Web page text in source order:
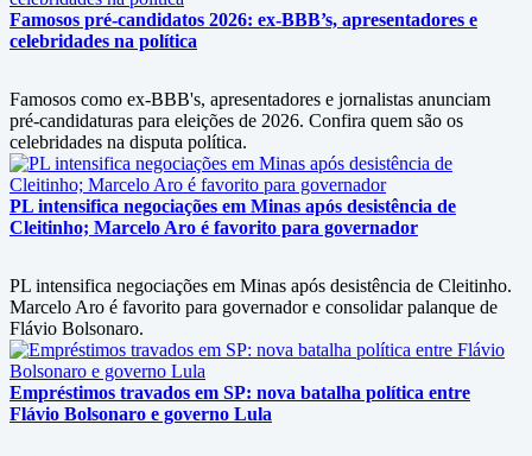
Famosos pré-candidatos 2026: ex-BBB’s, apresentadores e
celebridades na política
Famosos como ex-BBB's, apresentadores e jornalistas anunciam
pré-candidaturas para eleições de 2026. Confira quem são os
celebridades na disputa política.
PL intensifica negociações em Minas após desistência de
Cleitinho; Marcelo Aro é favorito para governador
PL intensifica negociações em Minas após desistência de Cleitinho.
Marcelo Aro é favorito para governador e consolidar palanque de
Flávio Bolsonaro.
Empréstimos travados em SP: nova batalha política entre
Flávio Bolsonaro e governo Lula